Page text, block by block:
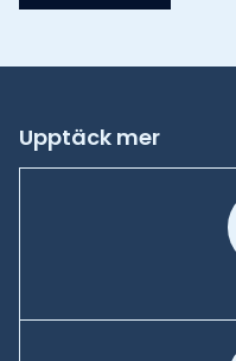
Upptäck mer